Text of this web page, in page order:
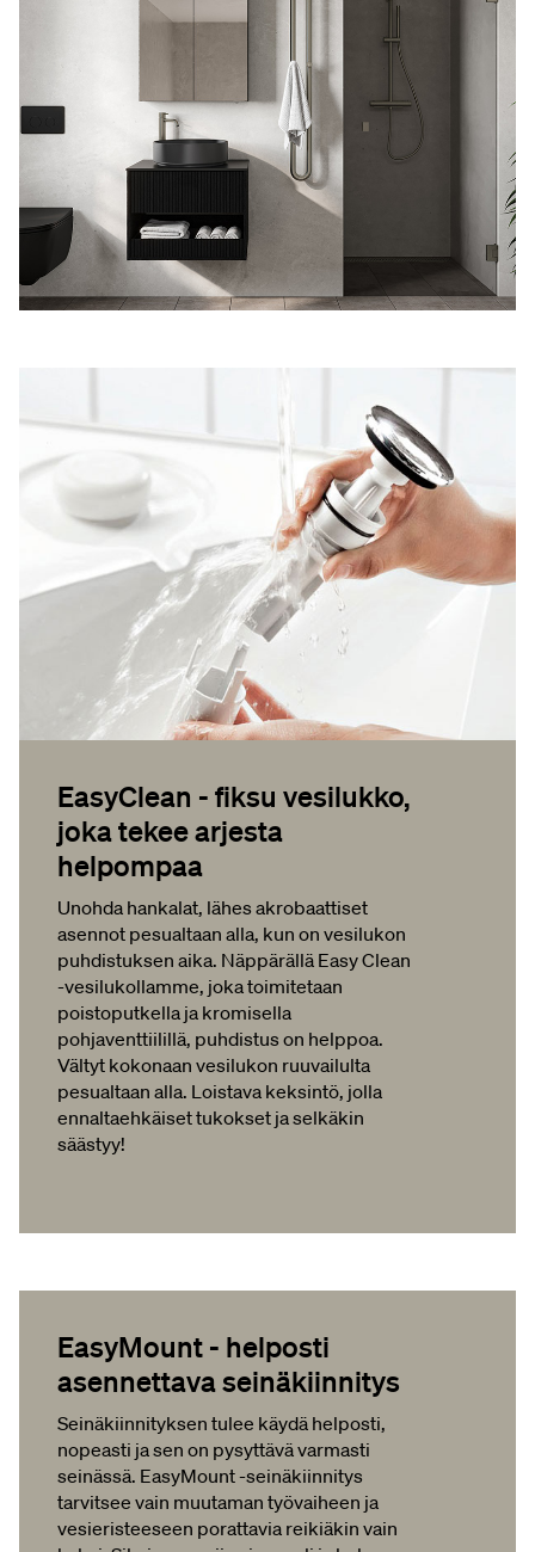
EasyClean - fiksu vesilukko,
joka tekee arjesta
helpompaa
Unohda hankalat, lähes akrobaattiset
asennot pesualtaan alla, kun on vesilukon
puhdistuksen aika. Näppärällä Easy Clean
-vesilukollamme, joka toimitetaan
poistoputkella ja kromisella
pohjaventtiilillä, puhdistus on helppoa.
Vältyt kokonaan vesilukon ruuvailulta
pesualtaan alla. Loistava keksintö, jolla
ennaltaehkäiset tukokset ja selkäkin
säästyy!
EasyMount - helposti
asennettava seinäkiinnitys
Seinäkiinnityksen tulee käydä helposti,
nopeasti ja sen on pysyttävä varmasti
seinässä. EasyMount -seinäkiinnitys
tarvitsee vain muutaman työvaiheen ja
vesieristeeseen porattavia reikiäkin vain